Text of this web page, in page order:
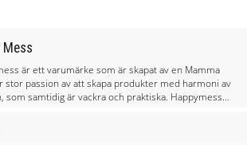
Mess
är ett varumärke som är skapat av en Mamma
stor passion av att skapa produkter med harmoni av
som samtidig är vackra och praktiska. Happymess
vara kreativa. För Happymess är det viktigt att
är barnvänliga och miljövänliga. Därför jobbar